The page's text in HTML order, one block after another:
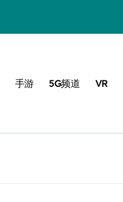
手游 5G频道 VR